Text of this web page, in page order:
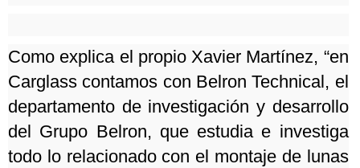
Como explica el propio Xavier Martínez, “en
Carglass contamos con Belron Technical, el
departamento de investigación y desarrollo
del Grupo Belron, que estudia e investiga
todo lo relacionado con el montaje de lunas